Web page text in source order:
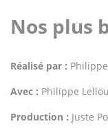
Nos plus
Réalisé par :
Avec : Philippe
Production : Juste